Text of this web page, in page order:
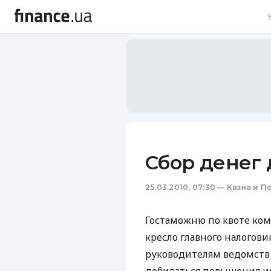
Сбор денег
25.03.2010, 07:30 — Казна и
Гостаможню по квоте
кресло главного
руководителям